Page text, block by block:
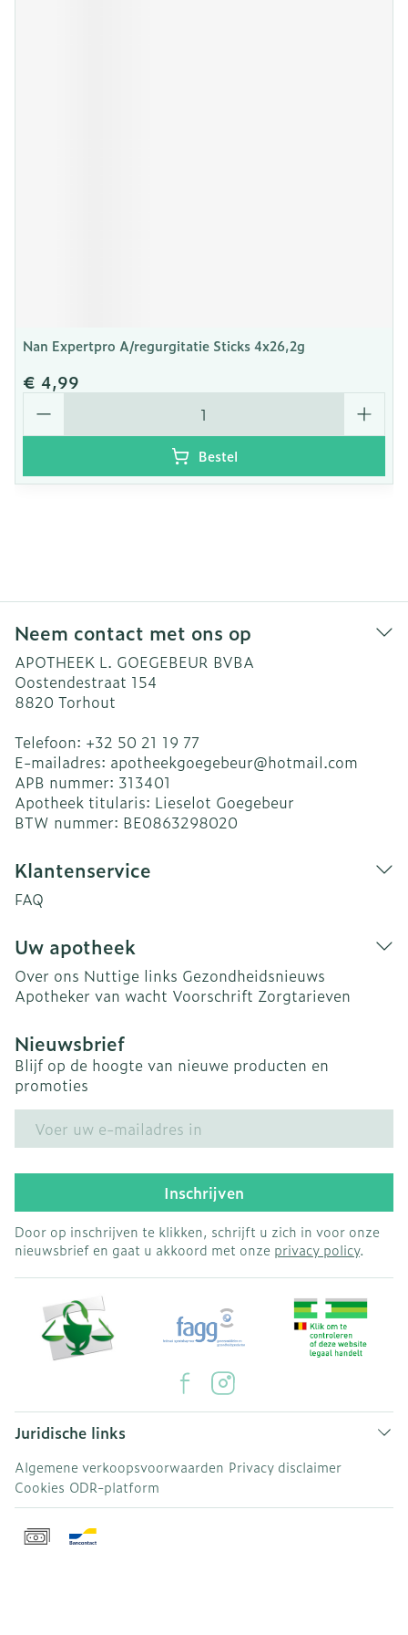
Nan Expertpro A/regurgitatie Sticks 4x26,2g
€ 4,99
Aantal
Bestel
Neem contact met ons op
APOTHEEK L. GOEGEBEUR BVBA
Oostendestraat 154
8820 Torhout
Telefoon: +32 50 21 19 77
E-mailadres: apotheekgoegebeur@hotmail.com
APB nummer: 313401
Apotheek titularis: Lieselot Goegebeur
BTW nummer: BE0863298020
Klantenservice
FAQ
Uw apotheek
Over ons Nuttige links Gezondheidsnieuws
Apotheker van wacht Voorschrift Zorgtarieven
Nieuwsbrief
Blijf op de hoogte van nieuwe producten en
promoties
Inschrijven
Door op inschrijven te klikken, schrijft u zich in voor onze
nieuwsbrief en gaat u akkoord met onze privacy policy.
Juridische links
Algemene verkoopsvoorwaarden Privacy disclaimer
Cookies ODR-platform